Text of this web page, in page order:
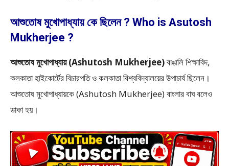
আশুতোষ মুখোপাধ্যায় কে ছিলেন ? Who is Asutosh
Mukherjee ?
আশুতোষ মুখোপাধ্যায় (Ashutosh Mukherjee)বাঙালি শিক্ষাবিদ,
কলকাতা হাইকোর্টের বিচারপতি ও কলকাতা বিশ্ববিদ্যালয়ের উপাচার্য ছিলেন।
আশুতোষ মুখোপাধ্যায়কে (Ashutosh Mukherjee) বাংলার বাঘ বলেও
ডাকা হয়।